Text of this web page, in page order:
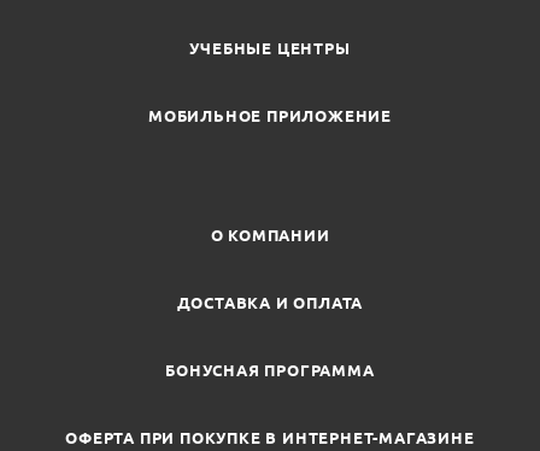
УЧЕБНЫЕ ЦЕНТРЫ
МОБИЛЬНОЕ ПРИЛОЖЕНИЕ
О КОМПАНИИ
ДОСТАВКА И ОПЛАТА
БОНУСНАЯ ПРОГРАММА
ОФЕРТА ПРИ ПОКУПКЕ В ИНТЕРНЕТ-МАГАЗИНЕ